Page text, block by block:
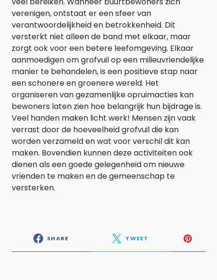
verenigen, ontstaat er een sfeer van
verantwoordelijkheid en betrokkenheid. Dit
versterkt niet alleen de band met elkaar, maar
zorgt ook voor een betere leefomgeving. Elkaar
aanmoedigen om grofvuil op een milieuvriendelijke
manier te behandelen, is een positieve stap naar
een schonere en groenere wereld. Het
organiseren van gezamenlijke opruimacties kan
bewoners laten zien hoe belangrijk hun bijdrage is.
Veel handen maken licht werk! Mensen zijn vaak
verrast door de hoeveelheid grofvuil die kan
worden verzameld en wat voor verschil dit kan
maken. Bovendien kunnen deze activiteiten ook
dienen als een goede gelegenheid om nieuwe
vrienden te maken en de gemeenschap te
versterken.
SHARE TWEET